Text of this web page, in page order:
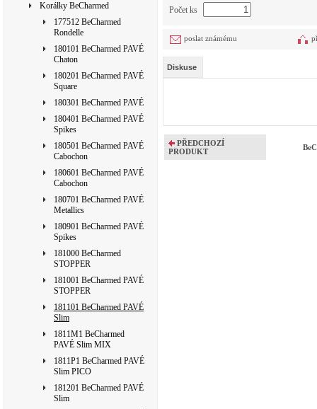
Korálky BeCharmed
177512 BeCharmed
Rondelle
180101 BeCharmed PAVÉ
Chaton
180201 BeCharmed PAVÉ
Square
180301 BeCharmed PAVÉ
180401 BeCharmed PAVÉ
Spikes
180501 BeCharmed PAVÉ
Cabochon
180601 BeCharmed PAVÉ
Cabochon
180701 BeCharmed PAVÉ
Metallics
180901 BeCharmed PAVÉ
Spikes
181000 BeCharmed
STOPPER
181001 BeCharmed PAVÉ
STOPPER
181101 BeCharmed PAVÉ
Slim
1811M1 BeCharmed
PAVÉ Slim MIX
1811P1 BeCharmed PAVÉ
Slim PICO
181201 BeCharmed PAVÉ
Slim
Počet ks
poslat známému
Diskuse
PŘEDCHOZÍ
PRODUKT